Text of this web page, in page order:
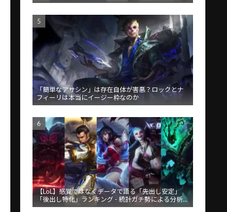
「簡単なアサシン」は存在自体が害悪？ロックとナ
フィーリは本当にイージー枠なのか
【LoL】感覚ではなくデータで語る「先出し安定」
「後出し特化」ランキング - 統計ガチ勢による分析が
話題